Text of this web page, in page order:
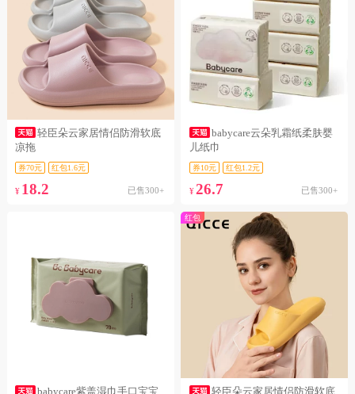
轻臣朵云家居情侣防滑软底
凉拖
券70元 红包1.6元
¥ 18.2 已售300+
babycare云朵乳霜纸柔肤婴
儿纸巾
券10元 红包1.2元
¥26.7 已售300+
babycare紫盖湿巾手口宝宝
红包
轻臣朵云家居情侣防滑软底